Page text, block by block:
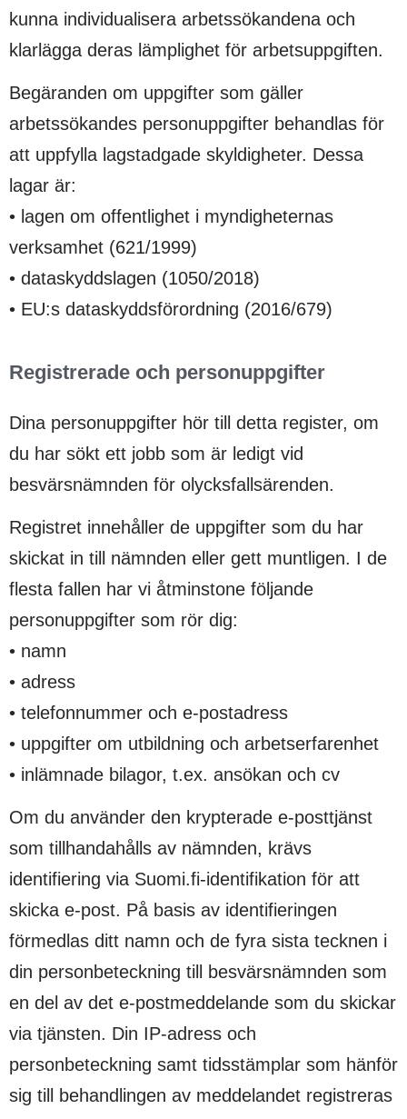
kunna individualisera arbetssökandena och
klarlägga deras lämplighet för arbetsuppgiften.
Begäranden om uppgifter som gäller
arbetssökandes personuppgifter behandlas för
att uppfylla lagstadgade skyldigheter. Dessa
lagar är:
• lagen om offentlighet i myndigheternas
verksamhet (621/1999)
• dataskyddslagen (1050/2018)
• EU:s dataskyddsförordning (2016/679)
Registrerade och personuppgifter
Dina personuppgifter hör till detta register, om
du har sökt ett jobb som är ledigt vid
besvärsnämnden för olycksfallsärenden.
Registret innehåller de uppgifter som du har
skickat in till nämnden eller gett muntligen. I de
flesta fallen har vi åtminstone följande
personuppgifter som rör dig:
• namn
• adress
• telefonnummer och e-postadress
• uppgifter om utbildning och arbetserfarenhet
• inlämnade bilagor, t.ex. ansökan och cv
Om du använder den krypterade e-posttjänst
som tillhandahålls av nämnden, krävs
identifiering via Suomi.fi-identifikation för att
skicka e-post. På basis av identifieringen
förmedlas ditt namn och de fyra sista tecknen i
din personbeteckning till besvärsnämnden som
en del av det e-postmeddelande som du skickar
via tjänsten. Din IP-adress och
personbeteckning samt tidsstämplar som hänför
sig till behandlingen av meddelandet registreras